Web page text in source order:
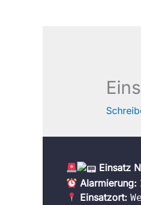
Einsatz
Alarmierung:
Einsatzort: